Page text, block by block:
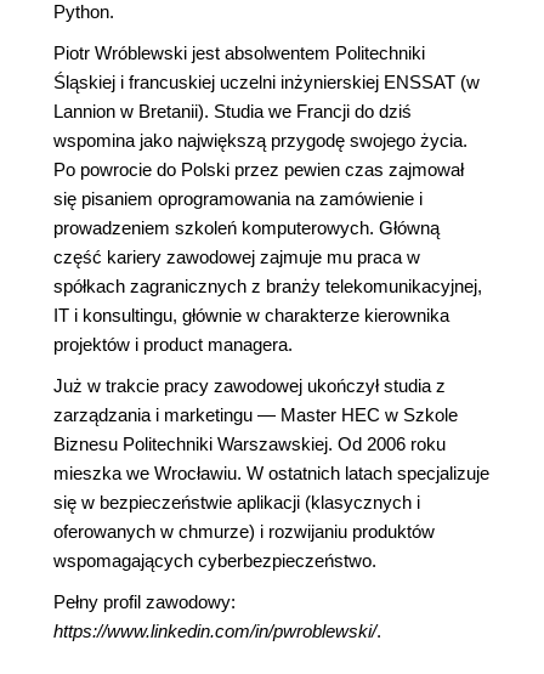
Python.
Piotr Wróblewski jest absolwentem Politechniki
Śląskiej i francuskiej uczelni inżynierskiej ENSSAT (w
Lannion w Bretanii). Studia we Francji do dziś
wspomina jako największą przygodę swojego życia.
Po powrocie do Polski przez pewien czas zajmował
się pisaniem oprogramowania na zamówienie i
prowadzeniem szkoleń komputerowych. Główną
część kariery zawodowej zajmuje mu praca w
spółkach zagranicznych z branży telekomunikacyjnej,
IT i konsultingu, głównie w charakterze kierownika
projektów i product managera.
Już w trakcie pracy zawodowej ukończył studia z
zarządzania i marketingu ― Master HEC w Szkole
Biznesu Politechniki Warszawskiej. Od 2006 roku
mieszka we Wrocławiu. W ostatnich latach specjalizuje
się w bezpieczeństwie aplikacji (klasycznych i
oferowanych w chmurze) i rozwijaniu produktów
wspomagających cyberbezpieczeństwo.
Pełny profil zawodowy:
https://www.linkedin.com/in/pwroblewski/.